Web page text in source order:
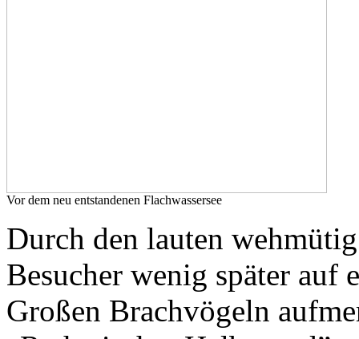
Vor dem neu entstandenen Flachwassersee
Durch den lauten
Besucher wenig später auf
Großen Brachvögeln